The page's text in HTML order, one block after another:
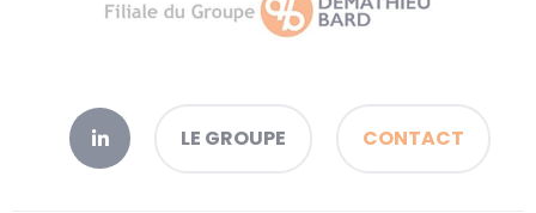
LE GROUPE CONTACT